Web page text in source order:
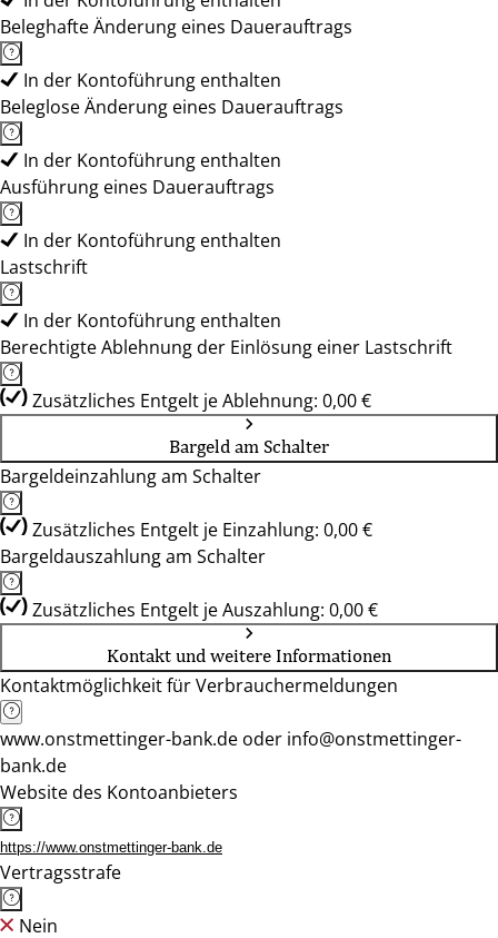
Beleghafte Änderung eines Dauerauftrags
In der Kontoführung enthalten
Beleglose Änderung eines Dauerauftrags
In der Kontoführung enthalten
Ausführung eines Dauerauftrags
In der Kontoführung enthalten
Lastschrift
In der Kontoführung enthalten
Berechtigte Ablehnung der Einlösung einer Lastschrift
Zusätzliches Entgelt je Ablehnung: 0,00 €
Bargeld am Schalter
Bargeldeinzahlung am Schalter
Zusätzliches Entgelt je Einzahlung: 0,00 €
Bargeldauszahlung am Schalter
Zusätzliches Entgelt je Auszahlung: 0,00 €
Kontakt und weitere Informationen
Kontaktmöglichkeit für Verbrauchermeldungen
www.onstmettinger-bank.de oder info@onstmettinger-
bank.de
Website des Kontoanbieters
https://www.onstmettinger-bank.de
Vertragsstrafe
Nein